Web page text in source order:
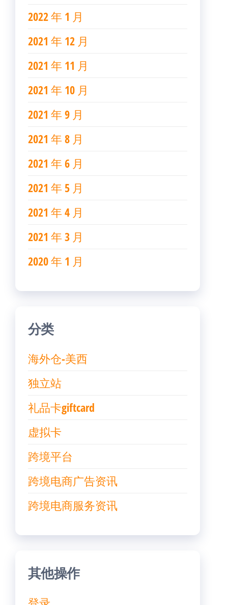
2022 年 1 月
2021 年 12 月
2021 年 11 月
2021 年 10 月
2021 年 9 月
2021 年 8 月
2021 年 6 月
2021 年 5 月
2021 年 4 月
2021 年 3 月
2020 年 1 月
分类
海外仓-美西
独立站
礼品卡giftcard
虚拟卡
跨境平台
跨境电商广告资讯
跨境电商服务资讯
其他操作